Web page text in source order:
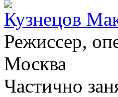
Кузнецов
Режиссер,
Москва
Частично